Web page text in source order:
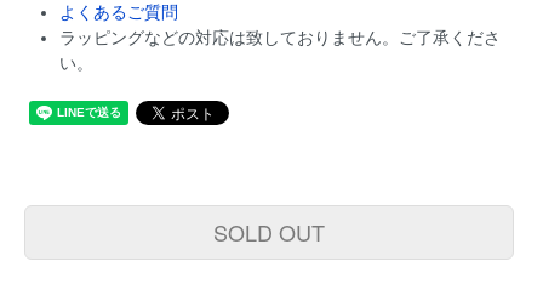
よくあるご質問
ラッピングなどの対応は致しておりません。ご了承くださ
い。
SOLD OUT